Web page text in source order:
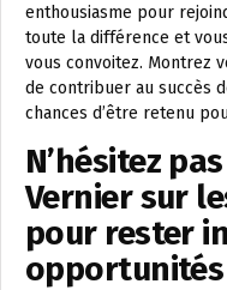
enthousiasme pour
toute la différence et
vous convoitez. Montrez
de contribuer au succès
chances d’être retenu
N’hésitez
Vernier sur
pour rester
opportunités